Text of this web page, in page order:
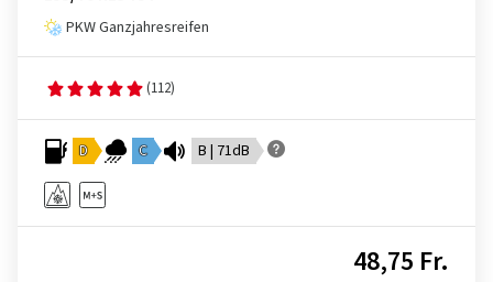
PKW Ganzjahresreifen
(112)
D C B | 71dB
48,75 Fr.